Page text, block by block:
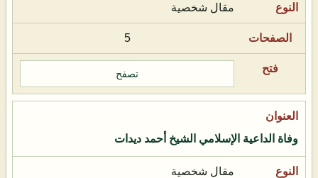
مقال شخصية
5
تصفح
وفاة الداعية الإسلامي الشيخ أحمد ديدات
مقال شخصية